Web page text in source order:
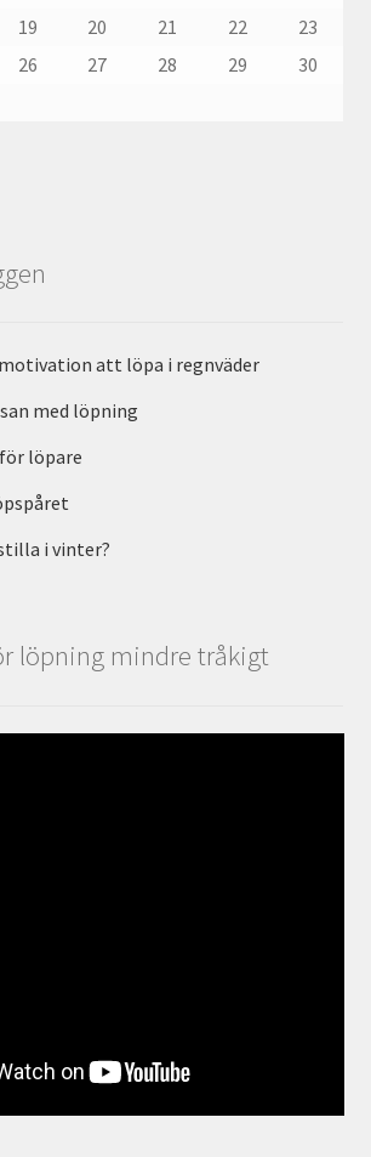
19 20 21 22
23
26 27 28 29
30
att löpa i regnväder
med löpning
löpare
i vinter?
löpning mindre tråkigt